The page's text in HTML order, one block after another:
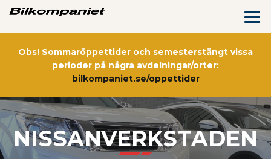
Obs! Sommaröppettider och semesterstängt vissa
perioder på några avdelningar/orter:
bilkompaniet.se/oppettider
NISSANVERKSTADEN